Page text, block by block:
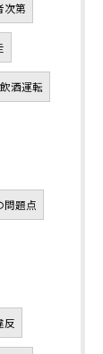
次第
飲酒運転
問題点
反